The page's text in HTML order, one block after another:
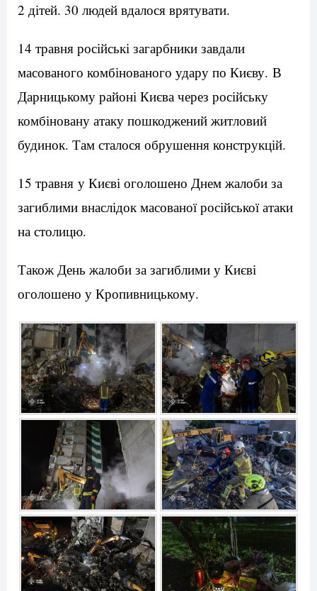
2 дітей. 30 людей вдалося врятувати.
14 травня російські загарбники завдали
масованого комбінованого удару по Києву. В
Дарницькому районі Києва через російську
комбіновану атаку пошкоджений житловий
будинок. Там сталося обрушення конструкцій.
15 травня у Києві оголошено Днем жалоби за
загиблими внаслідок масованої російської атаки
на столицю.
Також День жалоби за загиблими у Києві
оголошено у Кропивницькому.